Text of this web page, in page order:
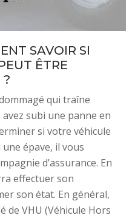
SAVOIR SI
ÊTRE
?
qui traîne
subi une panne en
si votre véhicule
épave, il vous
d’assurance. En
effectuer son
son état. En général,
de VHU (Véhicule Hors